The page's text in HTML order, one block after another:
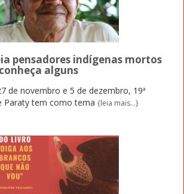
pensadores indígenas mortos
alguns
de novembro e 5 de dezembro, 19ª
Paraty tem como tema {leia mais...}